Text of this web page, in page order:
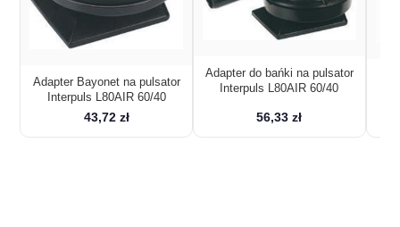
Adapter Bayonet na pulsator
Interpuls L80AIR 60/40
43,72 zł
Adapter do bańki na pulsator
Interpuls L80AIR 60/40
56,33 zł